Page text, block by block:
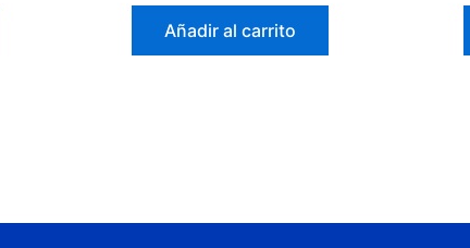
Añadir al carrito